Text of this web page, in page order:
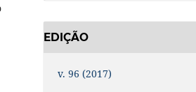
EDIÇÃO
v. 96 (2017)